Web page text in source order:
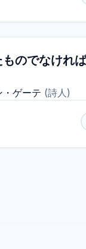
ものでなけれ
・ゲーテ (詩人 )